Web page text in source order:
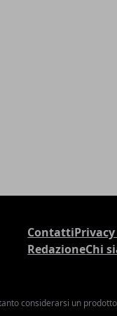
Contatti
RedazioneChi
considerarsi un